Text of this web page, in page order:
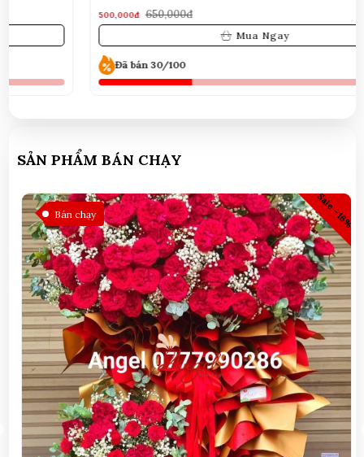
650,000đ
Mua Ngay
Đã bán 30/100
SẢN PHẨM BÁN CHẠY
Bán chạy Sale -8%